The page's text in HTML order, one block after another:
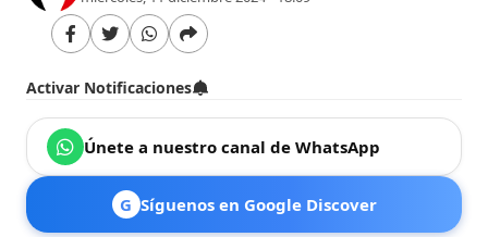
Activar Notificaciones
Únete a nuestro canal de WhatsApp
G Síguenos en Google Discover